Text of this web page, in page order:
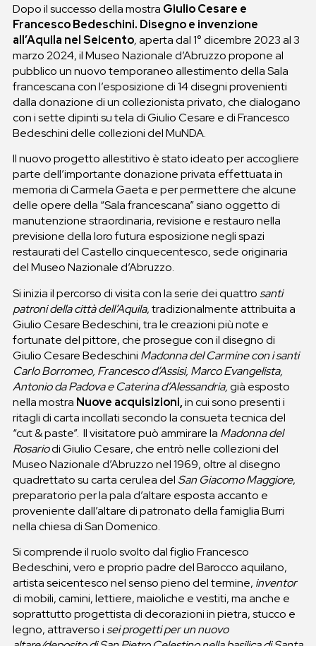
Dopo il successo della mostra Giulio Cesare e
Francesco Bedeschini. Disegno e invenzione
all’Aquila nel Seicento,aperta dal 1° dicembre 2023 al 3
marzo 2024, il Museo Nazionale d’Abruzzo propone al
pubblico un nuovo temporaneo allestimento della Sala
francescana con l’esposizione di 14 disegni provenienti
dalla donazione di un collezionista privato, che dialogano
con i sette dipinti su tela di Giulio Cesare e di Francesco
Bedeschini delle collezioni del MuNDA.
Il nuovo progetto allestitivo è stato ideato per accogliere
parte dell’importante donazione privata effettuata in
memoria di Carmela Gaeta e per permettere che alcune
delle opere della “Sala francescana” siano oggetto di
manutenzione straordinaria, revisione e restauro nella
previsione della loro futura esposizione negli spazi
restaurati del Castello cinquecentesco, sede originaria
del Museo Nazionale d’Abruzzo.
Si inizia il percorso di visita con la serie dei quattrosanti
patroni della città dell’Aquila, tradizionalmente attribuita a
Giulio Cesare Bedeschini, tra le creazioni più note e
fortunate del pittore, che prosegue con il disegno di
Giulio Cesare Bedeschini Madonna del Carmine con i santi
Carlo Borromeo, Francesco d’Assisi, Marco Evangelista,
Antonio da Padovae Caterina d’Alessandria,già esposto
nella mostra Nuove acquisizioni,in cui sono presenti i
ritagli di carta incollati secondo la consueta tecnica del
“cut & paste”. Il visitatore può ammirare la Madonna del
Rosariodi Giulio Cesare, che entrò nelle collezioni del
Museo Nazionale d’Abruzzo nel 1969, oltre al disegno
quadrettato su carta cerulea del San Giacomo Maggiore,
preparatorio per la pala d’altare esposta accanto e
proveniente dall’altare di patronato della famiglia Burri
nella chiesa di San Domenico.
Si comprende il ruolo svolto dal figlio Francesco
Bedeschini, vero e proprio padre del Barocco aquilano,
artista seicentesco nel senso pieno del termine, inventor
di mobili, camini, lettiere, maioliche e vestiti, ma anche e
soprattutto progettista di decorazioni in pietra, stucco e
legno, attraverso isei progetti per un nuovo